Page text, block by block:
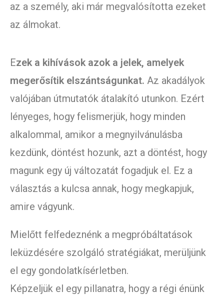
az a személy, aki már megvalósította ezeket
az álmokat.
Ezek a kihívások azok a jelek, amelyek
megerősítik elszántságunkat. Az akadályok
valójában útmutatók átalakító utunkon. Ezért
lényeges, hogy felismerjük, hogy minden
alkalommal, amikor a megnyilvánulásba
kezdünk, döntést hozunk, azt a döntést, hogy
magunk egy új változatát fogadjuk el. Ez a
választás a kulcsa annak, hogy megkapjuk,
amire vágyunk.
Mielőtt felfedeznénk a megpróbáltatások
leküzdésére szolgáló stratégiákat, merüljünk
el egy gondolatkísérletben.
Képzeljük el egy pillanatra, hogy a régi énünk